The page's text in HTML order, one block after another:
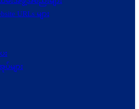
URLs များ
း
များ